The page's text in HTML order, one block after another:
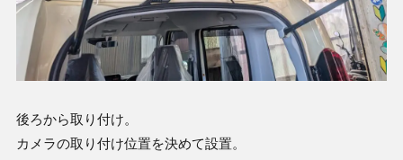
後ろから取り付け。
カメラの取り付け位置を決めて設置。